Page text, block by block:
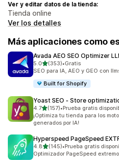
Ver y editar datos de la tienda:
Tienda online
Ver los detalles
Más aplicaciones como
Avada AEO SEO Optimizer
5.0de 5 estrellas
(353)
353 reseñas en total
•Gratis
SEO para IA, AEO y GEO con
Built for Shopify
Yoast SEO ‑ Store
4.7de 5 estrellas
(157)
157 reseñas en total
•Prueba gratis
¡Optimiza tu tienda para los
generados por IA!
Hyperspeed PageSpeed
4.8de 5 estrellas
(145)
145 reseñas en total
•Prueba gratis
Optimizador PageSpeed